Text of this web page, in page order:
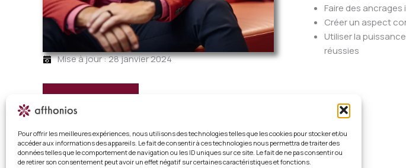
Pour offrir les meilleures expériences, nous utilisons des technologies telles que les cookies pour stocker et/ou
accéder aux informations des appareils. Le fait de consentir à ces technologies nous permettra de traiter des
données telles que le comportement de navigation ou les ID uniques sur ce site. Le fait de ne pas consentir ou
de retirer son consentement peut avoir un effet négatif sur certaines caractéristiques et fonctions.
Mise à jour : 28 janvier 2024
Faire des
Créer un aspect
Utiliser la
réussies
Booster sa confiance en soi avec l’ancrage et la visualisation